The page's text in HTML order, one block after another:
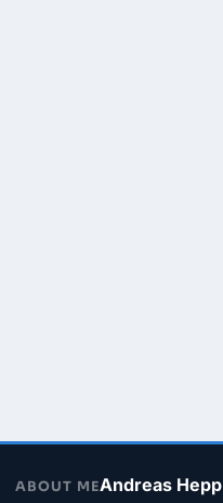
ABOUT MEAndreas Hepp